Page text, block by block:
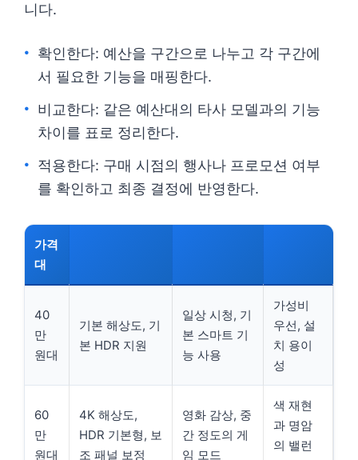
니다.
확인한다: 예산을 구간으로 나누고 각 구간에
서 필요한 기능을 매핑한다.
비교한다: 같은 예산대의 타사 모델과의 기능
차이를 표로 정리한다.
적용한다: 구매 시점의 행사나 프로모션 여부
를 확인하고 최종 결정에 반영한다.
가격
대
40
만
원대
기본 해상도, 기
본 HDR 지원
일상 시청, 기
본 스마트 기
능 사용
가성비
우선, 설
치 용이
성
60
만
원대
4K 해상도,
HDR 기본형, 보
조 패널 보정
영화 감상, 중
간 정도의 게
임 모드
색 재현
과 명암
의 밸런